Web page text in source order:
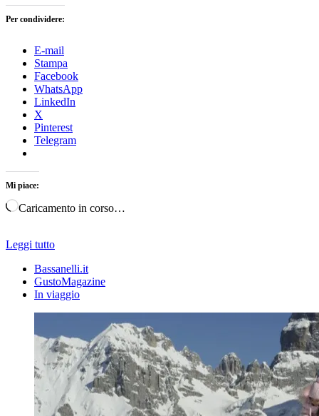
Per condividere:
E-mail
Stampa
Facebook
WhatsApp
LinkedIn
X
Pinterest
Telegram
Mi piace:
Caricamento in corso…
Leggi tutto
Bassanelli.it
GustoMagazine
In viaggio